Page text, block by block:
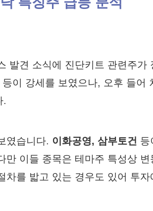
발견 소식에 진단키트 관련주가
등이 강세를 보였으나, 오후 들어
.
였습니다. 이화공영, 삼부토건 등
만 이들 종목은 테마주 특성상
차를 밟고 있는 경우도 있어 투